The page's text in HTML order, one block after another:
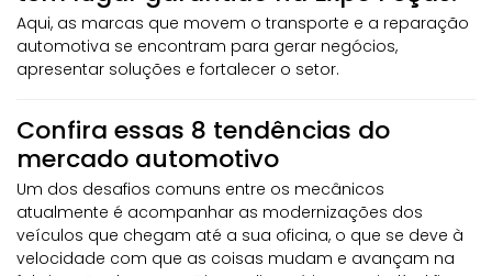
Aqui, as marcas que movem o transporte e a reparação
automotiva se encontram para gerar negócios,
apresentar soluções e fortalecer o setor.
Confira essas 8 tendências do
mercado automotivo
Um dos desafios comuns entre os mecânicos
atualmente é acompanhar as modernizações dos
veículos que chegam até a sua oficina, o que se deve à
velocidade com que as coisas mudam e avançam na